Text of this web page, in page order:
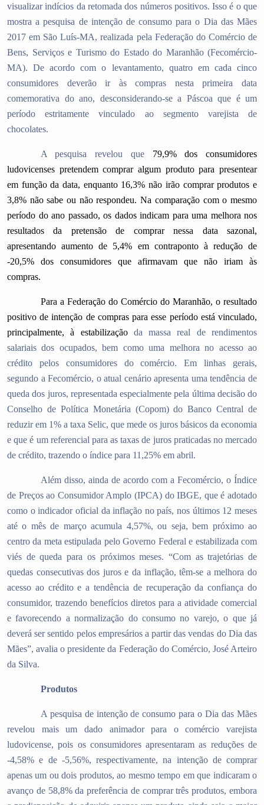
visualizar indícios da retomada dos números positivos. Isso é o que
mostra a pesquisa de intenção de consumo para o Dia das Mães
2017 em São Luís-MA, realizada pela Federação do Comércio de
Bens, Serviços e Turismo do Estado do Maranhão (Fecomércio-
MA). De acordo com o levantamento, quatro em cada cinco
consumidores deverão ir às compras nesta primeira data
comemorativa do ano, desconsiderando-se a Páscoa que é um
período estritamente vinculado ao segmento varejista de
chocolates.
A pesquisa revelou que 79,9% dos consumidores
ludovicenses pretendem comprar algum produto para presentear
em função da data, enquanto 16,3% não irão comprar produtos e
3,8% não sabe ou não respondeu. Na comparação com o mesmo
período do ano passado, os dados indicam para uma melhora nos
resultados da pretensão de comprar nessa data sazonal,
apresentando aumento de 5,4% em contraponto à redução de
-20,5% dos consumidores que afirmavam que não iriam às
compras.
Para a Federação do Comércio do Maranhão, o resultado
positivo de intenção de compras para esse período está vinculado,
principalmente, à estabilização da massa real de rendimentos
salariais dos ocupados, bem como uma melhora no acesso ao
crédito pelos consumidores do comércio. Em linhas gerais,
segundo a Fecomércio, o atual cenário apresenta uma tendência de
queda dos juros, representada especialmente pela última decisão do
Conselho de Política Monetária (Copom) do Banco Central de
reduzir em 1% a taxa Selic, que mede os juros básicos da economia
e que é um referencial para as taxas de juros praticadas no mercado
de crédito, trazendo o índice para 11,25% em abril.
Além disso, ainda de acordo com a Fecomércio, o Índice
de Preços ao Consumidor Amplo (IPCA) do IBGE, que é adotado
como o indicador oficial da inflação no país, nos últimos 12 meses
até o mês de março acumula 4,57%, ou seja, bem próximo ao
centro da meta estipulada pelo Governo Federal e estabilizada com
viés de queda para os próximos meses. “Com as trajetórias de
quedas consecutivas dos juros e da inflação, têm-se a melhora do
acesso ao crédito e a tendência de recuperação da confiança do
consumidor, trazendo benefícios diretos para a atividade comercial
e favorecendo a normalização do consumo no varejo, o que já
deverá ser sentido pelos empresários a partir das vendas do Dia das
Mães”, avalia o presidente da Federação do Comércio, José Arteiro
da Silva.
Produtos
A pesquisa de intenção de consumo para o Dia das Mães
revelou mais um dado animador para o comércio varejista
ludovicense, pois os consumidores apresentaram as reduções de
-4,58% e de -5,56%, respectivamente, na intenção de comprar
apenas um ou dois produtos, ao mesmo tempo em que indicaram o
avanço de 58,8% da preferência de comprar três produtos, embora